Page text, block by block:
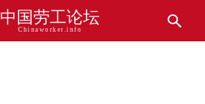
中国劳工论坛
Chinaworker.info